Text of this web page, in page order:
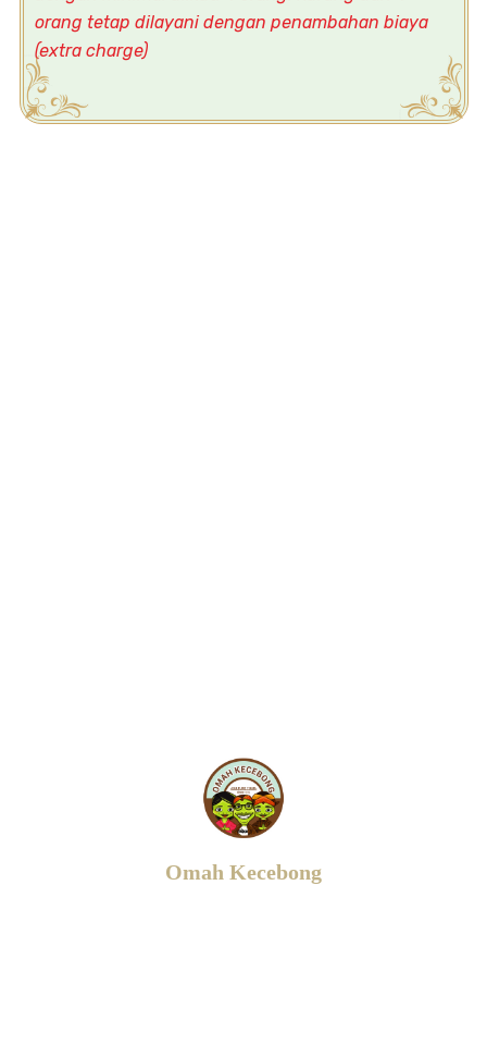
orang tetap dilayani dengan penambahan biaya
(extra charge)
Omah Kecebong